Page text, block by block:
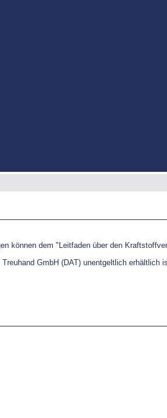
können dem "Leitfaden über den
GmbH (DAT) unentgeltlich erhältlich